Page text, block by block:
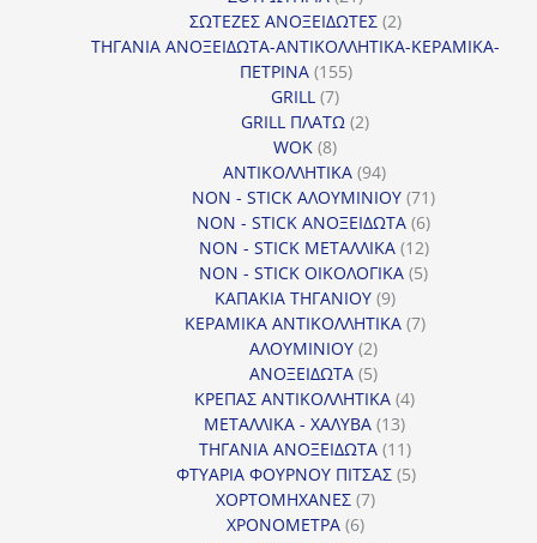
προϊόντα
ΣΩΤΕΖΕΣ ΑΝΟΞΕΙΔΩΤΕΣ 22
προϊόντα
ΤΗΓΑΝΙΑ ΑΝΟΞΕΙΔΩΤΑ-ΑΝΤΙΚΟΛΛΗΤΙΚΑ-ΚΕΡΑΜΙΚΑ-
ΠΕΤΡΙΝΑ 155155
GRILL 77
προϊόντα
GRILL ΠΛΑΤΩ 22
WOK 88
προϊόντα
ΑΝΤΙΚΟΛΛΗΤΙΚΑ 9494
προϊόντα
NON - STICK ΑΛΟΥΜΙΝΙΟΥ 7171
προϊόντα
NON - STICK ΑΝΟΞΕΙΔΩΤΑ 66
προϊόντα
NON - STICK ΜΕΤΑΛΛΙΚΑ 1212
προϊόντα
NON - STICK ΟΙΚΟΛΟΓΙΚΑ 55
ΚΑΠΑΚΙΑ ΤΗΓΑΝΙΟΥ 99
προϊόντα
ΚΕΡΑΜΙΚΑ ΑΝΤΙΚΟΛΛΗΤΙΚΑ 77
ΑΛΟΥΜΙΝΙΟΥ 22
προϊόντα
ΑΝΟΞΕΙΔΩΤΑ 55
προϊόντα
ΚΡΕΠΑΣ ΑΝΤΙΚΟΛΛΗΤΙΚΑ 44
ΜΕΤΑΛΛΙΚΑ - ΧΑΛΥΒΑ 1313
προϊόντα
ΤΗΓΑΝΙΑ ΑΝΟΞΕΙΔΩΤΑ 1111
προϊόντα
ΦΤΥΑΡΙΑ ΦΟΥΡΝΟΥ ΠΙΤΣΑΣ 55
ΧΟΡΤΟΜΗΧΑΝΕΣ 77
ΧΡΟΝΟΜΕΤΡΑ 66